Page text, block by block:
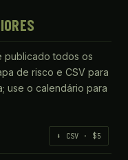
publicado todos os
de risco e CSV para
use o calendário para
⬇ CSV · $5